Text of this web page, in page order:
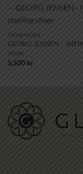
+
ÖRHÄNGEN
GEORG JENSEN –
silver
5,500 kr